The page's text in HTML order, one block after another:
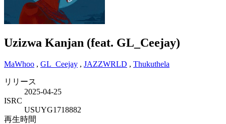
Uzizwa Kanjan (feat. GL_Ceejay)
MaWhoo , GL_Ceejay , JAZZWRLD , Thukuthela
リリース
2025-04-25
ISRC
USUYG1718882
再生時間